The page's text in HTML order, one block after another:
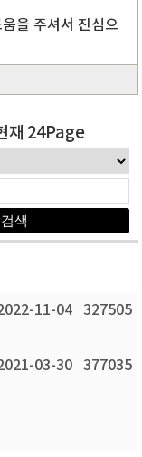
을 주셔서 진심으
재 24Page
11-04 327505
03-30 377035